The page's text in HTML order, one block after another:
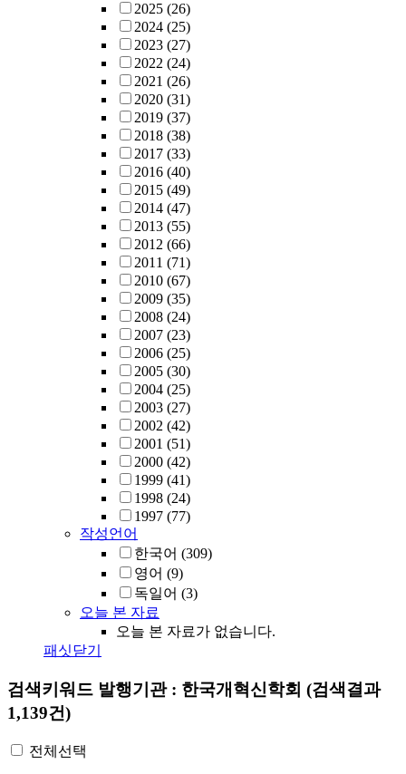
2025 (26)
2024 (25)
2023 (27)
2022 (24)
2021 (26)
2020 (31)
2019 (37)
2018 (38)
2017 (33)
2016 (40)
2015 (49)
2014 (47)
2013 (55)
2012 (66)
2011 (71)
2010 (67)
2009 (35)
2008 (24)
2007 (23)
2006 (25)
2005 (30)
2004 (25)
2003 (27)
2002 (42)
2001 (51)
2000 (42)
1999 (41)
1998 (24)
1997 (77)
작성언어
한국어 (309)
영어 (9)
독일어 (3)
오늘 본 자료
오늘 본 자료가 없습니다.
패싯닫기
검색키워드 발행기관 : 한국개혁신학회 (검색결과
1,139건)
전체선택